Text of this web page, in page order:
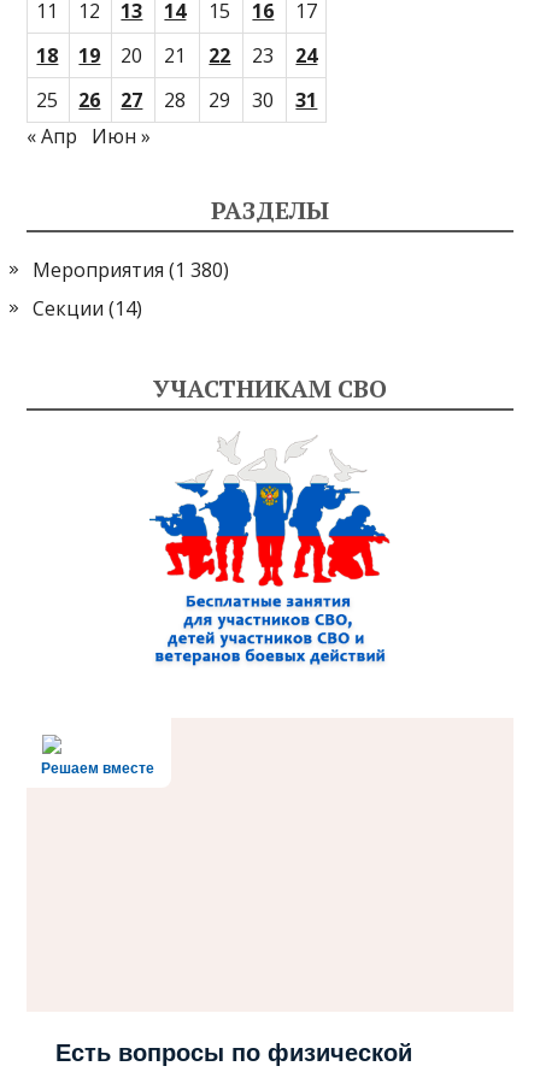
11 12 13 14 15 16
17
18
19 20 21 22 23
24
25
26 27 28 29 30
31
« Апр
Июн »
РАЗДЕЛЫ
Мероприятия (1 380)
Секции (14)
УЧАСТНИКАМ СВО
Решаем вместе
Есть вопросы по физической